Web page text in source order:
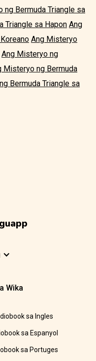
ng Bermuda Triangle sa
Triangle sa Hapon Ang
Ang Misteryo
Ang Misteryo ng
Misteryo ng Bermuda
Bermuda Triangle sa
Wika
sa Ingles
sa Espanyol
sa Portuges